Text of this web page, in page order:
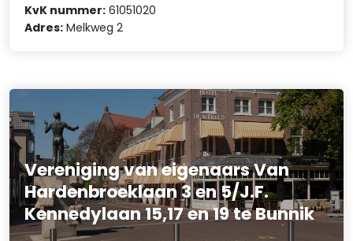
KvK nummer: 61051020
Adres: Melkweg 2
Vereniging van eigenaars Van
Hardenbroeklaan 3 en 5/J.F.
Kennedylaan 15,17 en 19 te Bunnik